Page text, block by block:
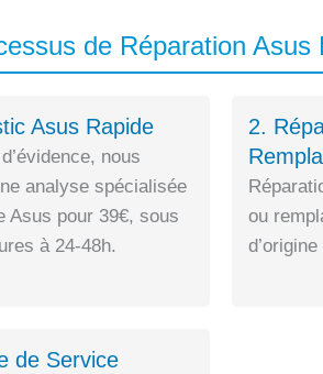
de Réparation
Asus Rapide
nous
analyse spécialisée
Asus pour 39€, sous
à 24-48h.
2.
ou
de Service